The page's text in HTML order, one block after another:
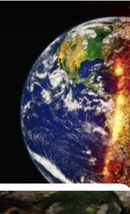
ากาศกับการฆ่าตัวตายด้วย
นที่สุด’ ในเดือน
นที่ร้อนที่สุดที่มนุษย์เคยเก็บ
และ 2020 ที่เคยเป็นอันดับ
ณหภูมิสูงที่สุด การที่เรื่องนี้ได้
า การเปลี่ยนแปลงภูมิอากาศ
งเราเรียกว่า สภาวะโลกร้อน